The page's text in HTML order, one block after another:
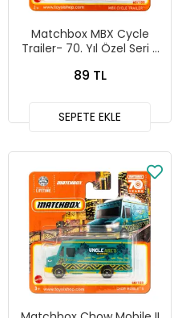
Matchbox MBX Cycle
Trailer- 70. Yıl Özel Seri -
89 TL
SEPETE EKLE